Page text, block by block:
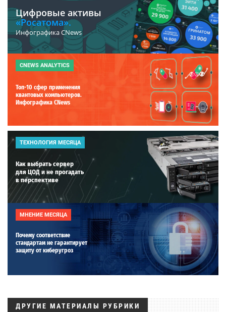
Цифровые активы
«Росатома».
Инфографика CNews
CNEWS ANALYTICS
Топ-10 сфер применения
квантовых компьютеров.
Инфографика CNews
ТЕХНОЛОГИЯ МЕСЯЦА
Как выбрать сервер
для ЦОД и не прогадать
в перспективе
МНЕНИЕ МЕСЯЦА
Почему соответствие
стандартам не гарантирует
защиту от киберугроз
ДРУГИЕ МАТЕРИАЛЫ РУБРИКИ